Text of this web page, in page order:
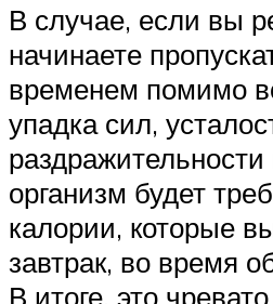
В случае, если вы
начинаете
временем помимо
упадка сил,
организм будет
калории, которые
завтрак, во время
В итоге, это